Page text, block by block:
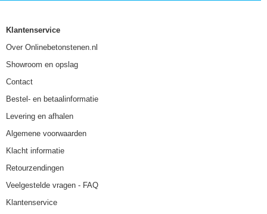
Klantenservice
Over Onlinebetonstenen.nl
Showroom en opslag
Contact
Bestel- en betaalinformatie
Levering en afhalen
Algemene voorwaarden
Klacht informatie
Retourzendingen
Veelgestelde vragen - FAQ
Klantenservice